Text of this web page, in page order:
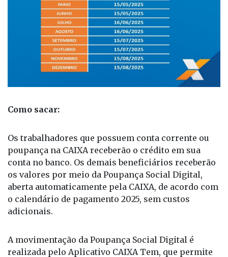
Como sacar:
Os trabalhadores que possuem conta corrente ou
poupança na CAIXA receberão o crédito em sua
conta no banco. Os demais beneficiários receberão
os valores por meio da Poupança Social Digital,
aberta automaticamente pela CAIXA, de acordo com
o calendário de pagamento 2025, sem custos
adicionais.
A movimentação da Poupança Social Digital é
realizada pelo Aplicativo CAIXA Tem, que permite